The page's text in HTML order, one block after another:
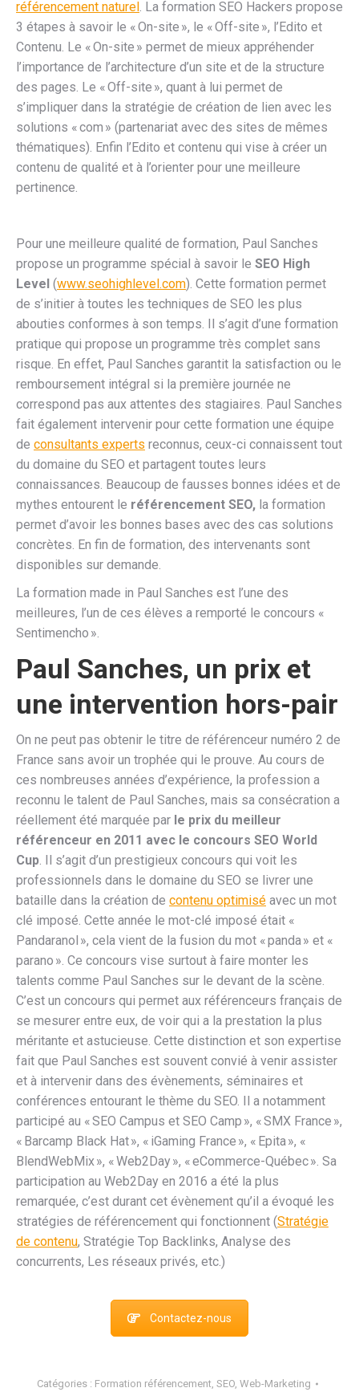
référencement naturel. La formation SEO Hackers propose
3 étapes à savoir le « On-site », le « Off-site », l’Edito et
Contenu. Le « On-site » permet de mieux appréhender
l’importance de l’architecture d’un site et de la structure
des pages. Le « Off-site », quant à lui permet de
s’impliquer dans la stratégie de création de lien avec les
solutions « com » (partenariat avec des sites de mêmes
thématiques). Enfin l’Edito et contenu qui vise à créer un
contenu de qualité et à l’orienter pour une meilleure
pertinence.
Pour une meilleure qualité de formation, Paul Sanches
propose un programme spécial à savoir le SEO High
Level (www.seohighlevel.com). Cette formation permet
de s’initier à toutes les techniques de SEO les plus
abouties conformes à son temps. Il s’agit d’une formation
pratique qui propose un programme très complet sans
risque. En effet, Paul Sanches garantit la satisfaction ou le
remboursement intégral si la première journée ne
correspond pas aux attentes des stagiaires. Paul Sanches
fait également intervenir pour cette formation une équipe
de consultants experts reconnus, ceux-ci connaissent tout
du domaine du SEO et partagent toutes leurs
connaissances. Beaucoup de fausses bonnes idées et de
mythes entourent le référencement SEO, la formation
permet d’avoir les bonnes bases avec des cas solutions
concrètes. En fin de formation, des intervenants sont
disponibles sur demande.
La formation made in Paul Sanches est l’une des
meilleures, l’un de ces élèves a remporté le concours «
Sentimencho ».
Paul Sanches, un prix et
une intervention hors-pair
On ne peut pas obtenir le titre de référenceur numéro 2 de
France sans avoir un trophée qui le prouve. Au cours de
ces nombreuses années d’expérience, la profession a
reconnu le talent de Paul Sanches, mais sa consécration a
réellement été marquée par le prix du meilleur
référenceur en 2011 avec le concours SEO World
Cup. Il s’agit d’un prestigieux concours qui voit les
professionnels dans le domaine du SEO se livrer une
bataille dans la création de contenu optimisé avec un mot
clé imposé. Cette année le mot-clé imposé était «
Pandaranol », cela vient de la fusion du mot « panda » et «
parano ». Ce concours vise surtout à faire monter les
talents comme Paul Sanches sur le devant de la scène.
C’est un concours qui permet aux référenceurs français de
se mesurer entre eux, de voir qui a la prestation la plus
méritante et astucieuse. Cette distinction et son expertise
fait que Paul Sanches est souvent convié à venir assister
et à intervenir dans des évènements, séminaires et
conférences entourant le thème du SEO. Il a notamment
participé au « SEO Campus et SEO Camp », « SMX France »,
« Barcamp Black Hat », « iGaming France », « Epita », «
BlendWebMix », « Web2Day », « eCommerce-Québec ». Sa
participation au Web2Day en 2016 a été la plus
remarquée, c’est durant cet évènement qu’il a évoqué les
stratégies de référencement qui fonctionnent (Stratégie
de contenu, Stratégie Top Backlinks, Analyse des
concurrents, Les réseaux privés, etc.)
Contactez-nous
Catégories : Formation référencement, SEO, Web-Marketing